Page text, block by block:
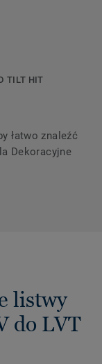
TILT HIT
łatwo znaleźć
Dekoracyjne
listwy
do LVT